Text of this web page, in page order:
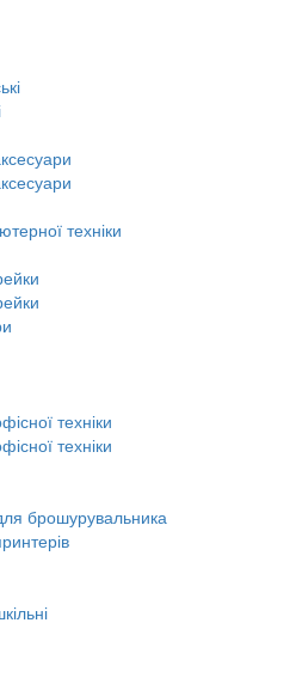
техніки
техніки
техніки
брошурувальника